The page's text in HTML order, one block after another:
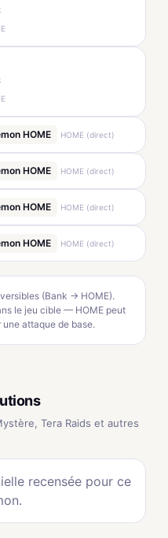
HOME HOME (direct)
HOME HOME (direct)
HOME HOME (direct)
HOME HOME (direct)
(Bank → HOME).
le jeu cible — HOME peut
attaque de base.
Tera Raids et autres
recensée pour ce